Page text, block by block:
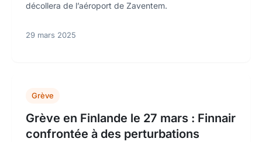
décollera de l’aéroport de Zaventem.
29 mars 2025
Grève
Grève en Finlande le 27 mars : Finnair
confrontée à des perturbations